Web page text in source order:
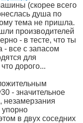
(скорее всего
душа по
тема не пришла.
производителей
- в тесте, что ты
- все с запасом
для
дорого...
- значительное
незамерзания
упорно
в двух соседних